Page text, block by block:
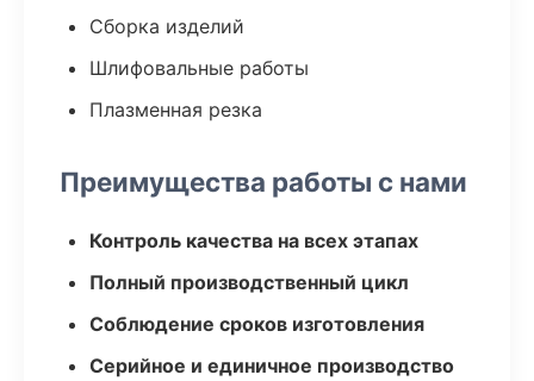
Сборка изделий
Шлифовальные работы
Плазменная резка
Преимущества работы с нами
Контроль качества на всех этапах
Полный производственный цикл
Соблюдение сроков изготовления
Серийное и единичное производство